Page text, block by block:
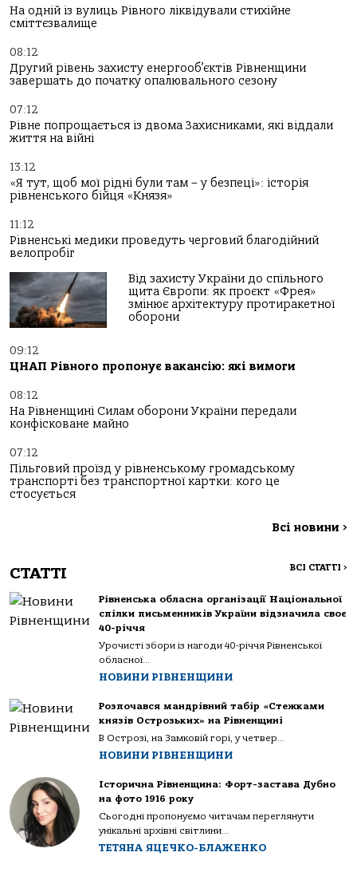
На одній із вулиць Рівного ліквідували стихійне
сміттєзвалище
08:12
Другий рівень захисту енергооб’єктів Рівненщини
завершать до початку опалювального сезону
07:12
Рівне попрощається із двома Захисниками, які віддали
життя на війні
13:12
«Я тут, щоб мої рідні були там – у безпеці»: історія
рівненського бійця «Князя»
11:12
Рівненські медики проведуть черговий благодійний
велопробіг
Від захисту України до спільного
щита Європи: як проєкт «Фрея»
змінює архітектуру протиракетної
оборони
09:12
ЦНАП Рівного пропонує вакансію: які вимоги
08:12
На Рівненщині Силам оборони України передали
конфісковане майно
07:12
Пільговий проїзд у рівненському громадському
транспорті без транспортної картки: кого це
стосується
Всі новини >
СТАТТІ ВСІ СТАТТІ >
Рівненська обласна організації Національної
спілки письменників України відзначила своє
40-річчя
Урочисті збори із нагоди 40-річчя Рівненської
обласної...
НОВИНИ РІВНЕНЩИНИ
Розпочався мандрівний табір «Стежками
князів Острозьких» на Рівненщині
В Острозі, на Замковій горі, у четвер...
НОВИНИ РІВНЕНЩИНИ
Історична Рівненщина: Форт-застава Дубно
на фото 1916 року
Сьогодні пропонуємо читачам переглянути
унікальні архівні світлини...
ТЕТЯНА ЯЦЕЧКО-БЛАЖЕНКО